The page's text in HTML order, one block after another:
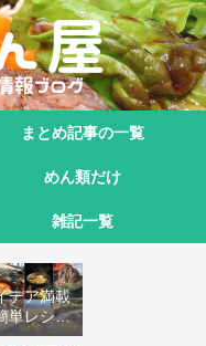
まとめ記事の一覧
めん類だけ
雑記一覧
デア満載
単レシピ
16 選